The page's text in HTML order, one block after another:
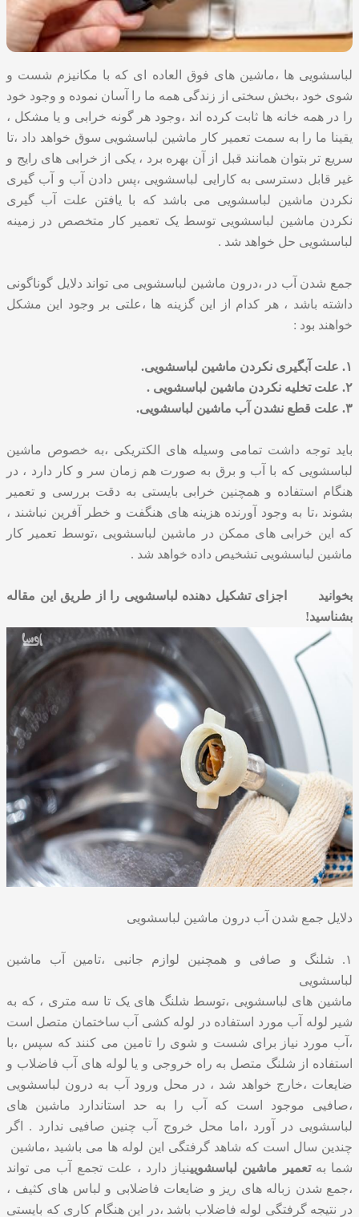
لباسشویی ها ،ماشین های فوق العاده ای که با مکانیزم شست و
شوی خود ،بخش سختی از زندگی همه ما را آسان نموده و وجود خود
را در همه خانه ها ثابت کرده اند ،وجود هر گونه خرابی و یا مشکل ،
یقینا ما را به سمت تعمیر کار ماشین لباسشویی سوق خواهد داد ،تا
سریع تر بتوان همانند قبل از آن بهره برد ، یکی از خرابی های رایج و
غیر قابل دسترسی به کارایی لباسشویی ،پس دادن آب و آب گیری
نکردن ماشین لباسشویی می باشد که با یافتن علت آب گیری
نکردن ماشین لباسشویی توسط یک تعمیر کار متخصص در زمینه
لباسشویی حل خواهد شد .
جمع شدن آب در ،درون ماشین لباسشویی می تواند دلایل گوناگونی
داشته باشد ، هر کدام از این گزینه ها ،علتی بر وجود این مشکل
خواهند بود :
۱. علت آبگیری نکردن ماشین لباسشویی.
۲. علت تخلیه نکردن ماشین لباسشویی .
۳. علت قطع نشدن آب ماشین لباسشویی.
باید توجه داشت تمامی وسیله های الکتریکی ،به خصوص ماشین
لباسشویی که با آب و برق به صورت هم زمان سر و کار دارد ، در
هنگام استفاده و همچنین خرابی بایستی به دقت بررسی و تعمیر
بشوند ،تا به وجود آورنده هزینه های هنگفت و خطر آفرین نباشند ،
که این خرابی های ممکن در ماشین لباسشویی ،توسط تعمیر کار
ماشین لباسشویی تشخیص داده خواهد شد .
بخوانید
اجزای تشکیل دهنده لباسشویی را از طریق این مقاله
بشناسید!
دلایل جمع شدن آب درون ماشین لباسشویی
۱. شلنگ و صافی و همچنین لوازم جانبی ،تامین آب ماشین
لباسشویی
ماشین های لباسشویی ،توسط شلنگ های یک تا سه متری ، که به
شیر لوله آب مورد استفاده در لوله کشی آب ساختمان متصل است
،آب مورد نیاز برای شست و شوی را تامین می کنند که سپس ،با
استفاده از شلنگ متصل به راه خروجی و یا لوله های آب فاضلاب و
ضایعات ،خارج خواهد شد ، در محل ورود آب به درون لباسشویی
،صافیی موجود است که آب را به حد استاندارد ماشین های
لباسشویی در آورد ،اما محل خروج آب چنین صافیی ندارد . اگر
چندین سال است که شاهد گرفتگی این لوله ها می باشید ،ماشین
شما بهتعمیر ماشین لباسشویینیاز دارد ، علت تجمع آب می تواند
،جمع شدن زباله های ریز و ضایعات فاضلابی و لباس های کثیف ،
در نتیجه گرفتگی لوله فاضلاب باشد ،در این هنگام کاری که بایستی